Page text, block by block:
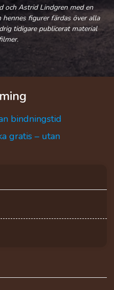
och Astrid Lindgren med en
figurer färdas över alla
tidigare publicerat material
bindningstid
gratis – utan